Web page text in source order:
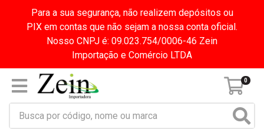
Para a sua segurança, não realizem depósitos ou
PIX em contas que não sejam a nossa conta oficial.
Nosso CNPJ é: 09.023.754/0006-46 Zein
Importação e Comércio LTDA
0